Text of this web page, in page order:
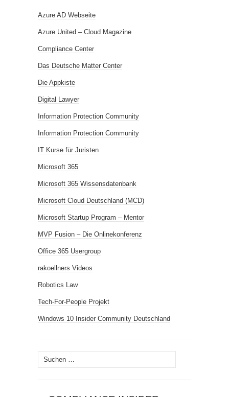
Azure AD Webseite
Azure United – Cloud Magazine
Compliance Center
Das Deutsche Matter Center
Die Appkiste
Digital Lawyer
Information Protection Community
Information Protection Community
IT Kurse für Juristen
Microsoft 365
Microsoft 365 Wissensdatenbank
Microsoft Cloud Deutschland (MCD)
Microsoft Startup Program – Mentor
MVP Fusion – Die Onlinekonferenz
Office 365 Usergroup
rakoellners Videos
Robotics Law
Tech-For-People Projekt
Windows 10 Insider Community Deutschland
Suchen
nach: